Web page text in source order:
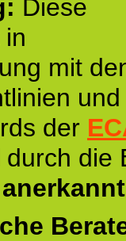
Diese
mit
der
die